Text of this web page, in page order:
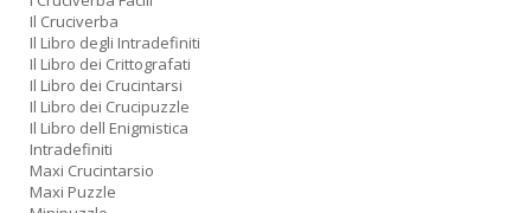
Il Cruciverba
Il Libro degli Intradefiniti
Il Libro dei Crittografati
Il Libro dei Crucintarsi
Il Libro dei Crucipuzzle
Il Libro dell Enigmistica
Intradefiniti
Maxi Crucintarsio
Maxi Puzzle